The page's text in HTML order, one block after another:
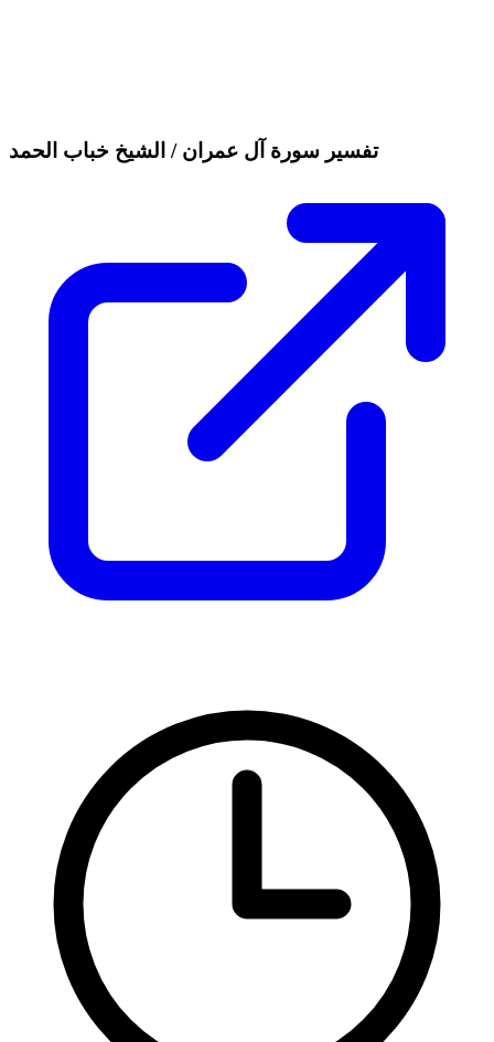
تفسير سورة آل عمران / الشيخ خباب الحمد